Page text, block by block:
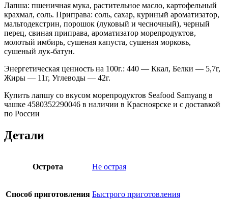
Лапша: пшеничная мука, растительное масло, картофельный
крахмал, соль. Приправа: соль, сахар, куриный ароматизатор,
мальтодекстрин, порошок (луковый и чесночный), черный
перец, свиная приправа, ароматизатор морепродуктов,
молотый имбирь, сушеная капуста, сушеная морковь,
сушеный лук-батун.
Энергетическая ценность на 100г.: 440 — Ккал, Белки — 5,7г,
Жиры — 11г, Углеводы — 42г.
Купить лапшу со вкусом морепродуктов Seafood Samyang в
чашке 4580352290046 в наличии в Красноярске и с доставкой
по России
Детали
Острота Не острая
Способ приготовления Быстрого приготовления